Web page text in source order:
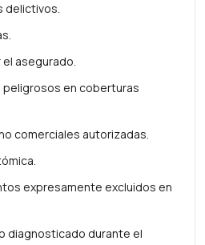
delictivos.
asegurado.
en coberturas
comerciales autorizadas.
expresamente excluidos en
diagnosticado durante el